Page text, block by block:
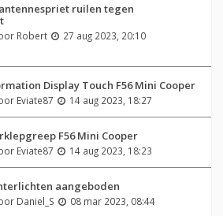
ruilen tegen
Robert
27 aug 2023, 20:10
Display Touch F56 Mini Cooper
Eviate87 14 aug 2023, 18:27
F56 Mini Cooper
Eviate87 14 aug 2023, 18:23
aangeboden
Daniel_S
08 mar 2023, 08:44